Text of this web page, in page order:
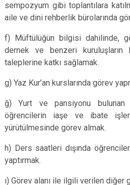
sempozyum gibi toplantılara
aile ve dini rehberlik bürolarında
f) Müftülüğün bilgisi dahilinde,
dernek ve benzeri kuruluşların
taleplerine katkı sağlamak.
g) Yaz Kur’an kurslarında görev
ğ) Yurt ve pansiyonu bulunan
öğrencilerin iaşe ve ibate
yürütülmesinde görev almak.
h) Ders saatleri dışında
yaptırmak.
ı) Görev alanı ile ilgili verilen diğer